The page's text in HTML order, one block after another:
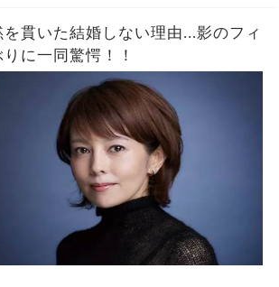
貫いた結婚しない理由...影のフィ
に一同驚愕！！